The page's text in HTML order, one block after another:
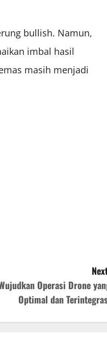
bullish. Namun,
imbal hasil
masih menjadi
Operasi Drone
Optimal dan